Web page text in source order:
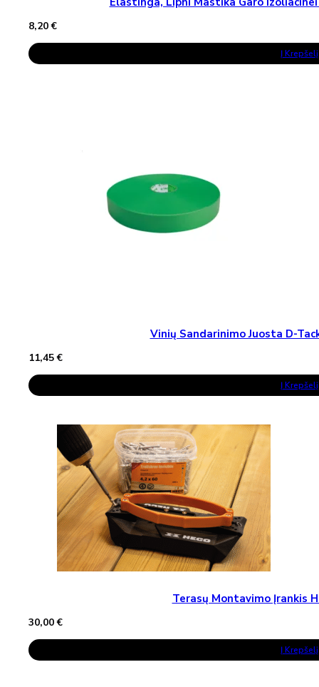
8,20€
Į Krepšelį
Vinių Sandarinimo Juosta D-
11,45€
Į Krepšelį
Terasų Montavimo Įrankis
30,00€
Į Krepšelį